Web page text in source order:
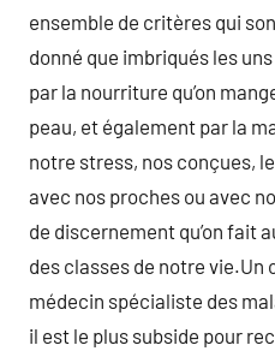
ensemble de critères qui
donné que imbriqués les
par la nourriture qu’on
peau, et également par la
notre stress, nos conçues,
avec nos proches ou avec
de discernement qu’on fait
des classes de notre
médecin spécialiste des
il est le plus subside pour